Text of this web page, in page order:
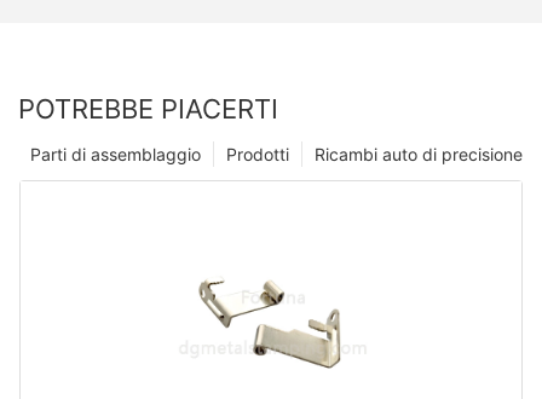
POTREBBE PIACERTI
Ricambi auto di precisione
Prodotti
Parti di assemblaggio